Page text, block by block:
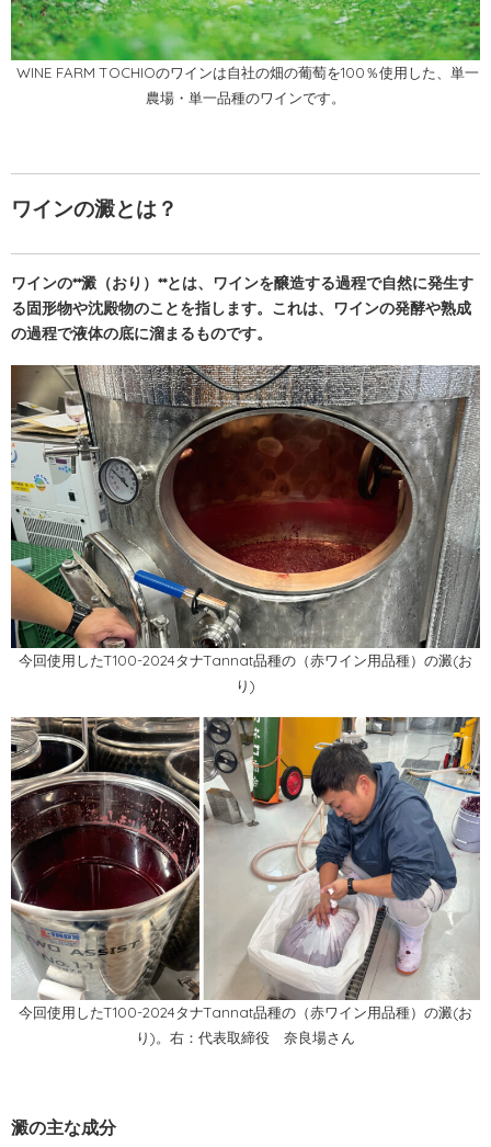
WINE FARM TOCHIOのワインは自社の畑の葡萄を100％使用した、単一
農場・単一品種のワインです。
ワインの澱とは？
ワインの**澱（おり）**とは、ワインを醸造する過程で自然に発生す
る固形物や沈殿物のことを指します。これは、ワインの発酵や熟成
の過程で液体の底に溜まるものです。
今回使用したT100-2024タナTannat品種の（赤ワイン用品種）の澱(お
り)
今回使用したT100-2024タナTannat品種の（赤ワイン用品種）の澱(お
り)。右： 代表取締役 奈良場さん
澱の主な成分